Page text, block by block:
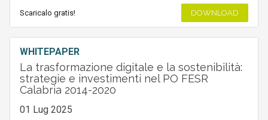
Scaricalo gratis! DOWNLOAD
WHITEPAPER
La trasformazione digitale e la sostenibilità:
strategie e investimenti nel PO FESR
Calabria 2014-2020
01 Lug 2025